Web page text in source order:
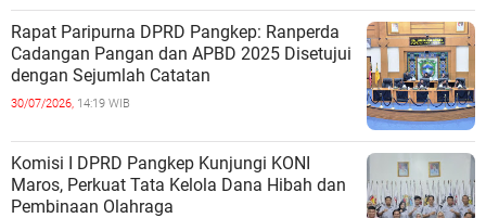
Rapat Paripurna DPRD Pangkep: Ranperda
Cadangan Pangan dan APBD 2025 Disetujui
dengan Sejumlah Catatan
30/07/2026, 14:19 WIB
Komisi I DPRD Pangkep Kunjungi KONI
Maros, Perkuat Tata Kelola Dana Hibah dan
Pembinaan Olahraga